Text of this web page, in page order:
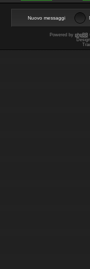
Nuovo messaggi
Powered by phpBB